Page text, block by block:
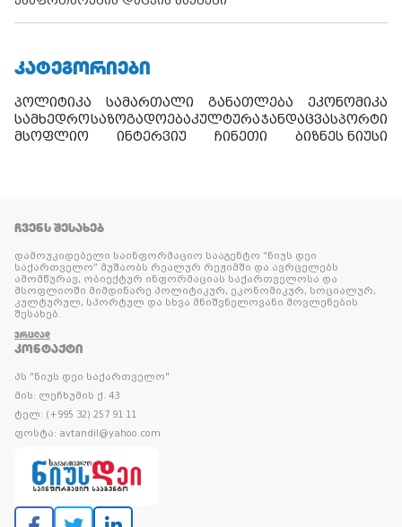
ᲙᲐᲢᲔᲒᲝᲠᲘᲔᲑᲘ
პოლიტიკა სამართალი განათლება
ეკონომიკა
სამხედროსაზოგადოებაკულტურაჯანდაცვასპორტი
მსოფლიო
ინტერვიუ ჩინეთი ბიზნეს ნიუსი
ᲩᲕᲔᲜᲡ ᲨᲔᲡᲐᲮᲔᲑ
დამოუკიდებელი საინფორმაციო სააგენტო “ნიუს დეი
საქართველო” მუშაობს რეალურ რეჟიმში და ავრცელებს
ამომწურავ, ობიექტურ ინფორმაციას საქართველოსა და
მსოფლიოში მიმდინარე პოლიტიკურ, ეკონომიკურ, სოციალურ,
კულტურულ, სპორტულ და სხვა მნიშვნელოვანი მოვლენების
შესახებ.
ᲕᲠᲪᲚᲐᲓ
ᲙᲝᲜᲢᲐᲥᲢᲘ
პს "ნიუს დეი საქართველო"
მის: ლეჩხუმის ქ. 43
ტელ: (+995 32) 257 91 11
ფოსტა: avtandil@yahoo.com